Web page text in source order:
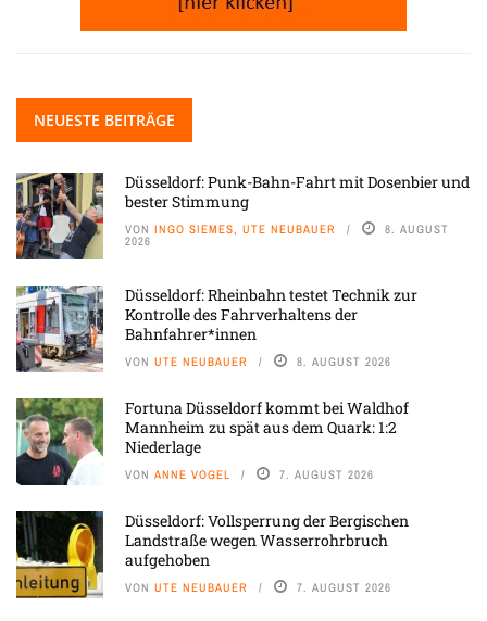
NEUESTE BEITRÄGE
Düsseldorf: Punk-Bahn-Fahrt mit Dosenbier und
bester Stimmung
VON INGO SIEMES, UTE NEUBAUER 8. AUGUST
2026
Düsseldorf: Rheinbahn testet Technik zur
Kontrolle des Fahrverhaltens der
Bahnfahrer*innen
VON UTE NEUBAUER 8. AUGUST 2026
Fortuna Düsseldorf kommt bei Waldhof
Mannheim zu spät aus dem Quark: 1:2
Niederlage
VON ANNE VOGEL 7. AUGUST 2026
Düsseldorf: Vollsperrung der Bergischen
Landstraße wegen Wasserrohrbruch
aufgehoben
VON UTE NEUBAUER 7. AUGUST 2026